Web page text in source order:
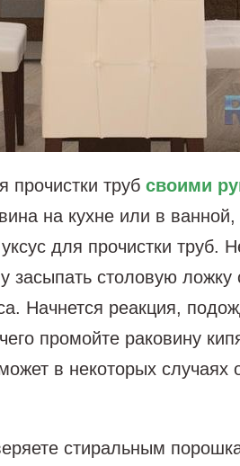
прочистки трубсвоими
на кухне или в
для прочистки труб.
засыпать столовую ложку
Начнется реакция,
промойте раковину
в некоторых случаях
стиральным